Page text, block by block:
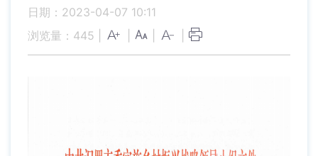
日期：2023-04-07 10:11
浏览量： 445